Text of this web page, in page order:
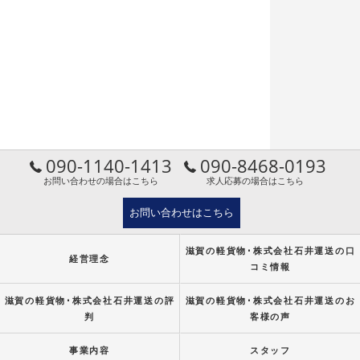
090-1140-1413
お問い合わせの場合はこちら
090-8468-0193
求人応募の場合はこちら
お問い合わせはこちら
経営理念
滋賀の軽貨物･株式会社石井運送の口
コミ情報
滋賀の軽貨物･株式会社石井運送の評
判
滋賀の軽貨物･株式会社石井運送のお
客様の声
事業内容 スタッフ